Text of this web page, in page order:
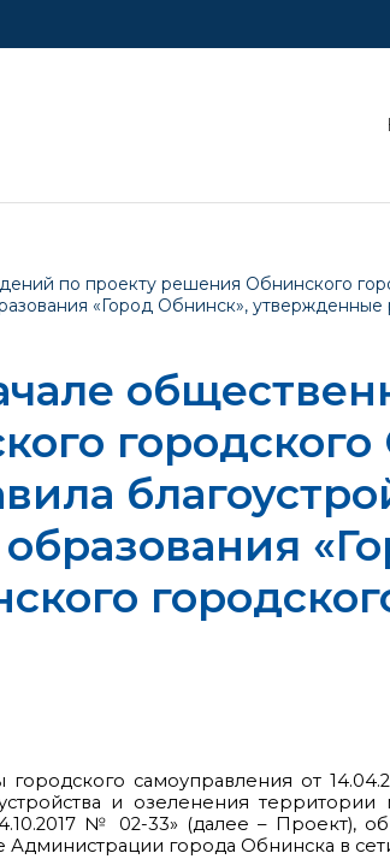
по проекту решения Обнинского
«Город Обнинск»,
городского самоуправления от
и озеленения
№ 02-33» (далее – Проект),
города Обнинска в